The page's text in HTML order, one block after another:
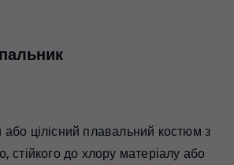
цілісний плавальний костюм з
стійкого до хлору матеріалу або